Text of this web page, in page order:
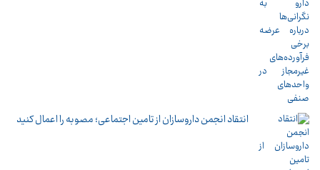
انتقاد انجمن داروسازان از تامین اجتماعی؛ مصوبه را اعمال کنید